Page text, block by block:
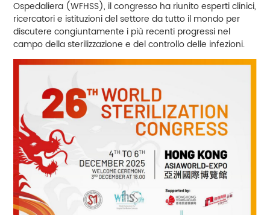
Ospedaliera (WFHSS), il congresso ha riunito esperti clinici,
ricercatori e istituzioni del settore da tutto il mondo per
discutere congiuntamente i più recenti progressi nel
campo della sterilizzazione e del controllo delle infezioni.